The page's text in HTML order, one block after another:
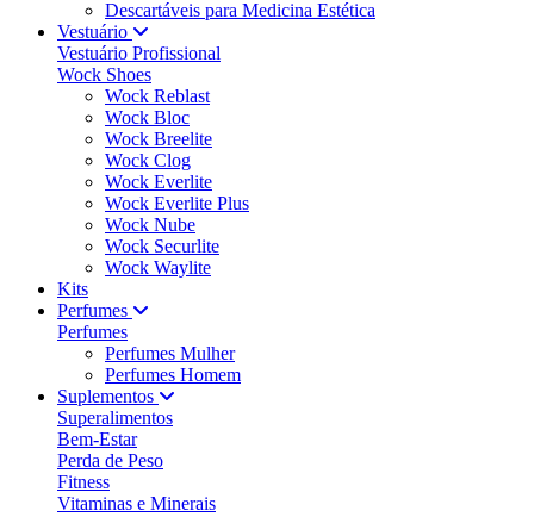
Descartáveis para Medicina Estética
Vestuário
Vestuário Profissional
Wock Shoes
Wock Reblast
Wock Bloc
Wock Breelite
Wock Clog
Wock Everlite
Wock Everlite Plus
Wock Nube
Wock Securlite
Wock Waylite
Kits
Perfumes
Perfumes
Perfumes Mulher
Perfumes Homem
Suplementos
Superalimentos
Bem-Estar
Perda de Peso
Fitness
Vitaminas e Minerais